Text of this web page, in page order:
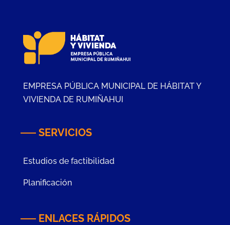
EMPRESA PÚBLICA MUNICIPAL DE HÁBITAT Y
VIVIENDA DE RUMIÑAHUI
SERVICIOS
Estudios de factibilidad
Planificación
ENLACES RÁPIDOS